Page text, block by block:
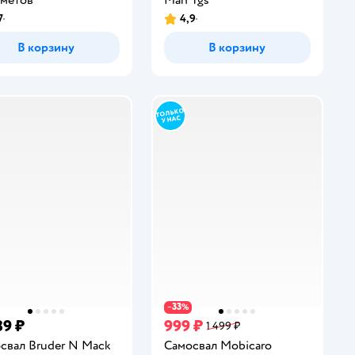
В корзину
Рейтинг:
4,9
В корзину
₽
Bruder N Mack
−33%
999 ₽ 1 499 ₽
Самосвал Mobicaro